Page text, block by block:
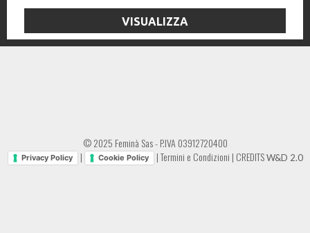
VISUALIZZA
© 2025 Feminà Sas - P.IVA 03912720400
Privacy Policy | Cookie Policy |Termini e Condizioni | CREDITSW&D 2.0